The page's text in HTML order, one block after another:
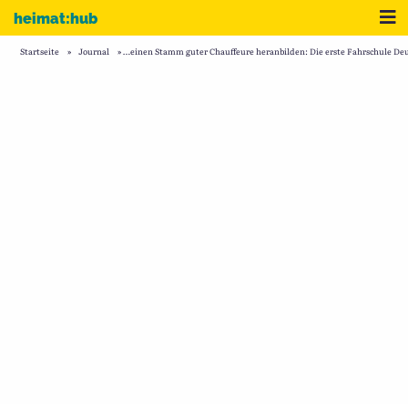
Zum Inhalt
heimat:hub
Startseite » Journal »…einen Stamm guter Chauffeure heranbilden: Die erste Fahrschule